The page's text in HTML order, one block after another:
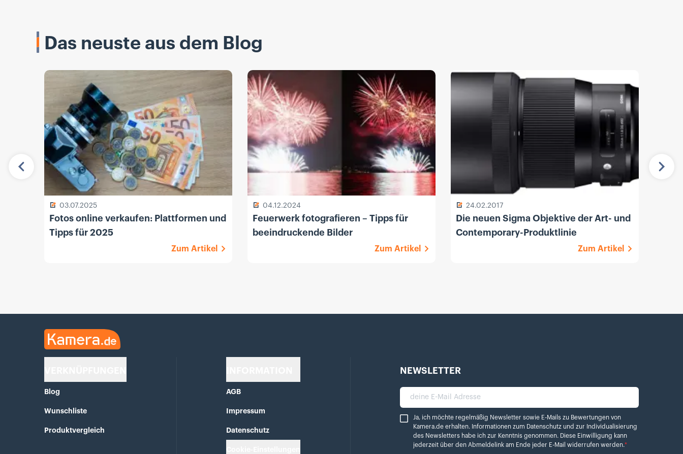
Das neuste aus dem Blog
Vorherige
03.07.2025
Fotos online verkaufen: Plattformen und
Tipps für 2025
Zum Artikel
04.12.2024
Feuerwerk fotografieren – Tipps für
beeindruckende Bilder
Zum Artikel
24.02.2017
Die neuen Sigma Objektive der Art- und
Contemporary-Produktlinie
Zum Artikel
Kamera.de
Blog
Wunschliste
Produktvergleich
AGB
Impressum
Datenschutz
NEWSLETTER
deine E-Mail Adresse
Ja, ich möchte regelmäßig Newsletter sowie E-Mails zu Bewertungen von Kamera.de erhalten.
Ja, ich möchte regelmäßig Newsletter sowie E-Mails zu Bewertungen von
Kamera.de erhalten. Informationen zum Datenschutz und zur Individualisierung
des Newsletters habe ich zur Kenntnis genommen. Diese Einwilligung kann
jederzeit über den Abmeldelink am Ende jeder E-Mail widerrufen werden.*